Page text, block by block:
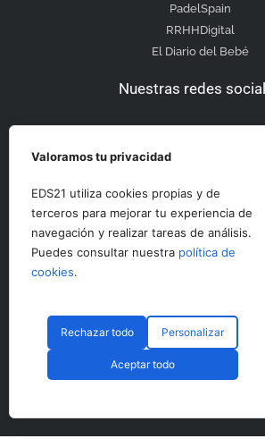
PadelSpain
RRHHDigital
El Diario del Bebé
Nuestras redes
Otras secciones
Contacto
© CopyRight 2023
Valoramos tu privacidad
EDS21 utiliza cookies propias y de
terceros para mejorar tu experiencia de
navegación y realizar tareas de análisis.
Puedes consultar nuestra política de
cookies.
Rechazar todo Personalizar
Aceptar todo